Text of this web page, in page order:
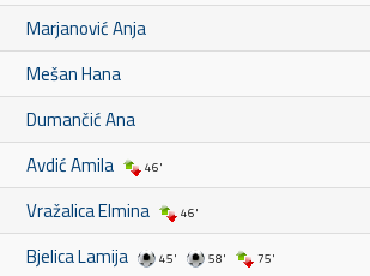
Marjanović Anja
Mešan Hana
Dumančić Ana
Avdić Amila 46'
Vražalica Elmina 46'
Bjelica Lamija 45' 58' 75'